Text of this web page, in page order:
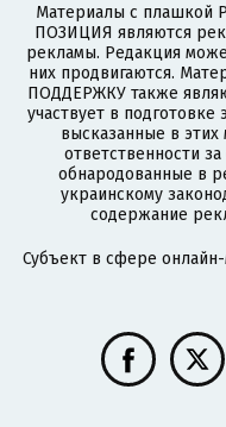
Материалы с плашкой
ПОЗИЦИЯ являются
рекламы. Редакция
них продвигаются.
ПОДДЕРЖКУ также
участвует в подготовке
высказанные в этих
ответственности
обнародованные в
украинскому
содержание
Субъект в сфере